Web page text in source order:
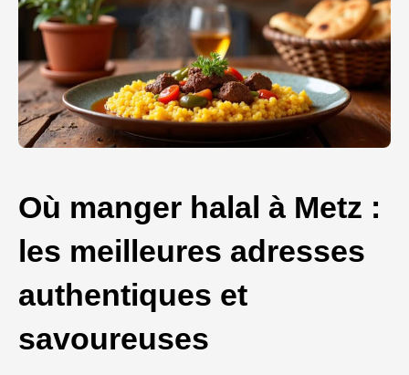
Où manger halal à Metz :
les meilleures adresses
authentiques et
savoureuses